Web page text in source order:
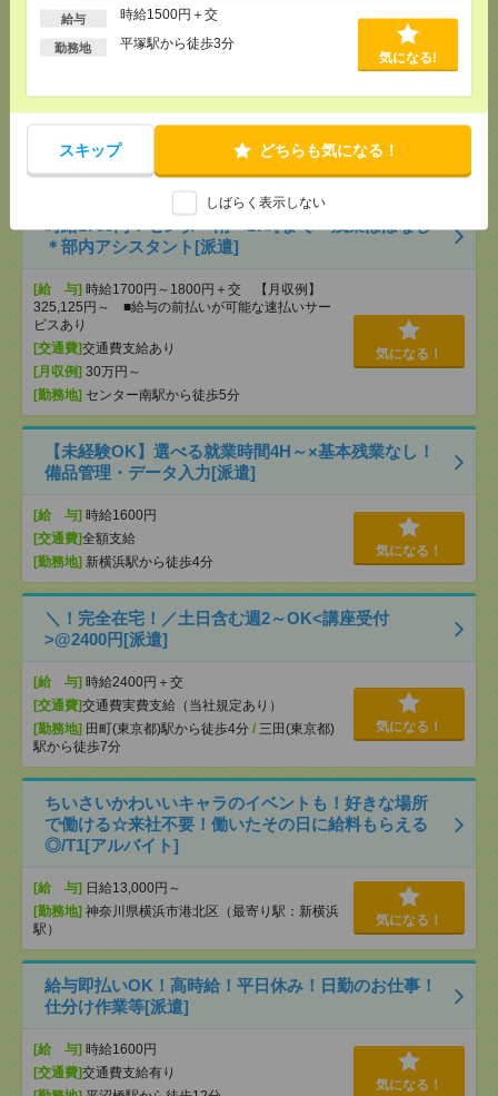
給与 時給1500円＋交
勤務地
平塚駅から徒歩3分
気になる!
スキップ どちらも気になる！
しばらく表示しない
【長期】事務のお仕事！残業なし！16時定時！土日
祝休み[派遣]
[給 与]時給1500円 月収例 144,000円
[月収例]10～15万円
神奈川駅から徒歩5分
気になる！
時給1700円！センター南＊17時まで・残業ほぼなし
＊部内アシスタント[派遣]
[給 与] 時給1700円～1800円＋交 【月収例】
325,125円～ ■給与の前払いが可能な速払いサー
ビスあり
[交通費]交通費支給あり
[月収例] 30万円～
[勤務地] センター南駅から徒歩5分
気になる！
【未経験OK】選べる就業時間4H～×基本残業なし！
備品管理・データ入力[派遣]
[給 与] 時給1600円
[交通費]全額支給
[勤務地] 新横浜駅から徒歩4分
気になる！
＼！完全在宅！／土日含む週2～OK<講座受付
>@2400円[派遣]
[給 与] 時給2400円＋交
[交通費]交通費実費支給（当社規定あり）
[勤務地] 田町(東京都)駅から徒歩4分 / 三田(東京都)
駅から徒歩7分
気になる！
ちいさいかわいいキャラのイベントも！好きな場所
で働ける☆来社不要！働いたその日に給料もらえる
◎/T1[アルバイト]
[給 与] 日給13,000円～
[勤務地] 神奈川県横浜市港北区（最寄り駅：新横浜
駅）
気になる！
給与即払いOK！高時給！平日休み！日勤のお仕事！
仕分け作業等[派遣]
[給 与] 時給1600円
[交通費]交通費支給有り
気になる！